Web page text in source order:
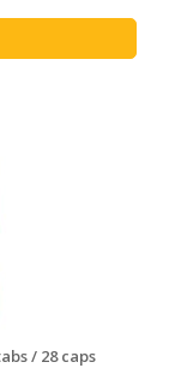
/ 28 caps